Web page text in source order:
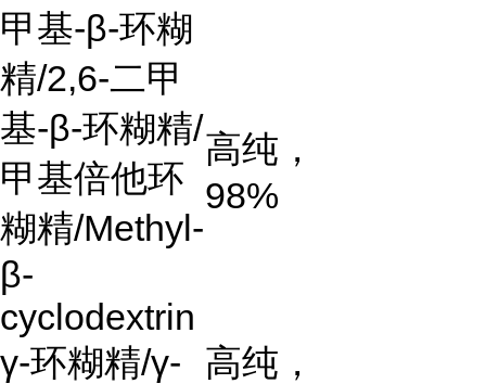
甲基-β-环糊
精/2,6-二甲
基-β-环糊精/
甲基倍他环
糊精/Methyl-
β-
cyclodextrin
高纯，
98%
γ-环糊精/γ-
高纯，